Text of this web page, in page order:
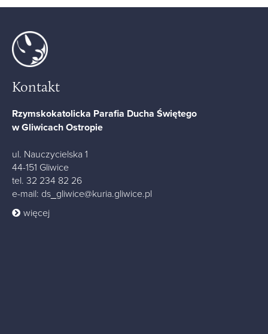
Kontakt
Rzymskokatolicka Parafia Ducha Świętego
w Gliwicach Ostropie
ul. Nauczycielska 1
44-151 Gliwice
tel. 32 234 82 26
e-mail: ds_gliwice@kuria.gliwice.pl
więcej